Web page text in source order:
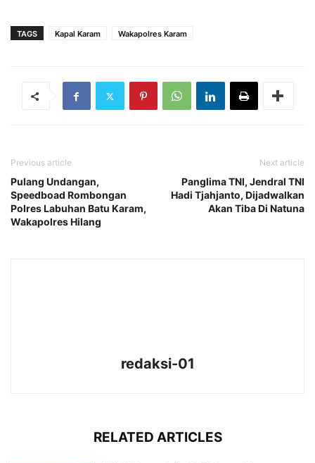
TAGS Kapal Karam Wakapolres Karam
Previous article
Pulang Undangan,
Speedboad Rombongan
Polres Labuhan Batu Karam,
Wakapolres Hilang
Next article
Panglima TNI, Jendral TNI
Hadi Tjahjanto, Dijadwalkan
Akan Tiba Di Natuna
redaksi-01
RELATED ARTICLES